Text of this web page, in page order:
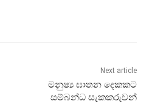
Next article
මනුෂ්‍ය ඝාතන දෙකකට
සම්බන්ධ සැකකරුවන්